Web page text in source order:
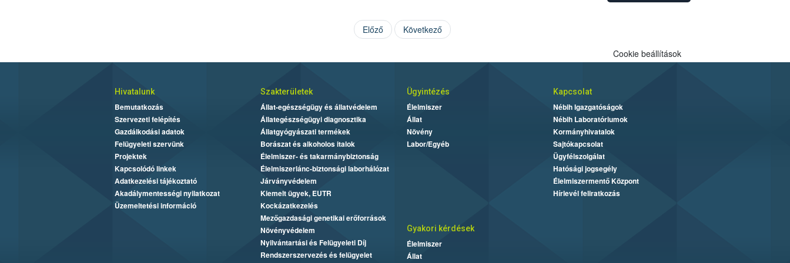
Előző Következő
Cookie beállítások
Hivatalunk
Bemutatkozás
Szervezeti felépítés
Gazdálkodási adatok
Felügyeleti szervünk
Projektek
Kapcsolódó linkek
Adatkezelési tájékoztató
Akadálymentességi nyilatkozat
Üzemeltetési információ
Szakterületek
Állat-egészségügy és állatvédelem
Állategészségügyi diagnosztika
Állatgyógyászati termékek
Borászat és alkoholos italok
Élelmiszer- és takarmánybiztonság
Élelmiszerlánc-biztonsági laborhálózat
Járványvédelem
Kiemelt ügyek, EUTR
Kockázatkezelés
Mezőgazdasági genetikai erőforrások
Növényvédelem
Nyilvántartási és Felügyeleti Díj
Rendszerszervezés és felügyelet
Ügyintézés
Élelmiszer
Állat
Növény
Labor/Egyéb
Kapcsolat
Nébih Igazgatóságok
Nébih Laboratóriumok
Kormányhivatalok
Sajtókapcsolat
Ügyfélszolgálat
Hatósági jogsegély
Élelmiszermentő Központ
Hírlevél feliratkozás
Gyakori kérdések
Élelmiszer
Állat